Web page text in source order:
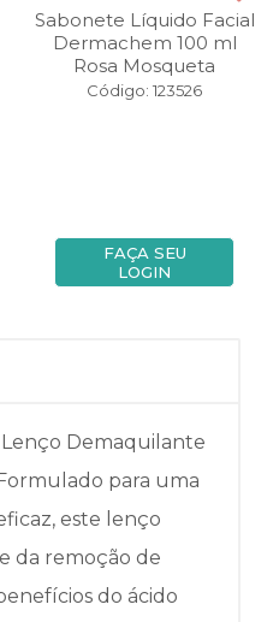
Sabonete Líquido Facial
Dermachem 100 ml
Rosa Mosqueta
Código: 123526
FAÇA SEU
LOGIN
Demaquilante
para uma
este lenço
da remoção de
do ácido